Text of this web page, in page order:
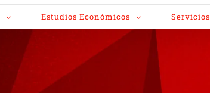
Estudios Económicos Servicios